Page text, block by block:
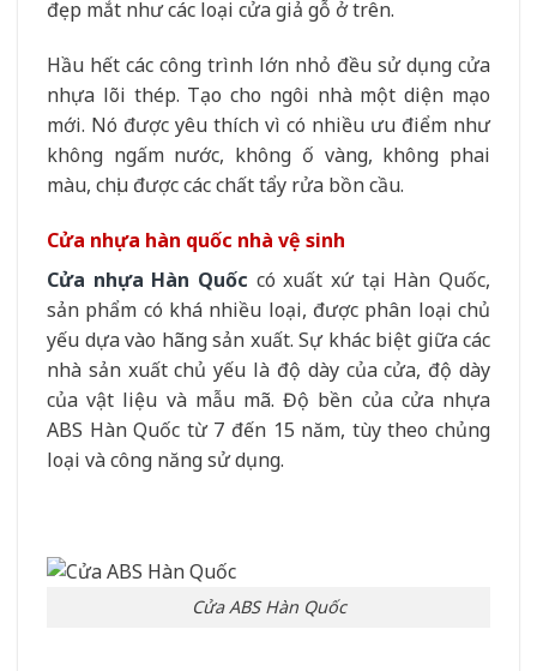
đẹp mắt như các loại cửa giả gỗ ở trên.
Hầu hết các công trình lớn nhỏ đều sử dụng cửa
nhựa lõi thép. Tạo cho ngôi nhà một diện mạo
mới. Nó được yêu thích vì có nhiều ưu điểm như
không ngấm nước, không ố vàng, không phai
màu, chịu được các chất tẩy rửa bồn cầu.
Cửa nhựa hàn quốc nhà vệ sinh
Cửa nhựa Hàn Quốc có xuất xứ tại Hàn Quốc,
sản phẩm có khá nhiều loại, được phân loại chủ
yếu dựa vào hãng sản xuất. Sự khác biệt giữa các
nhà sản xuất chủ yếu là độ dày của cửa, độ dày
của vật liệu và mẫu mã. Độ bền của cửa nhựa
ABS Hàn Quốc từ 7 đến 15 năm, tùy theo chủng
loại và công năng sử dụng.
Cửa ABS Hàn Quốc